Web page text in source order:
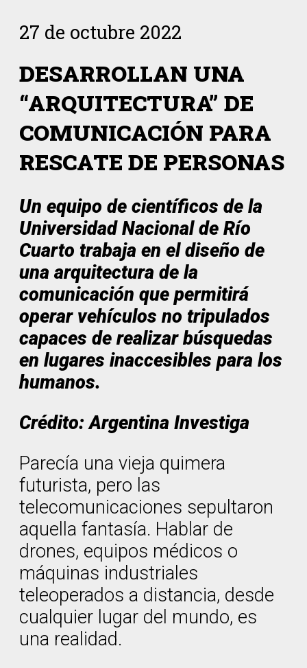
27 de octubre 2022
DESARROLLAN UNA
“ARQUITECTURA” DE
COMUNICACIÓN PARA
RESCATE DE PERSONAS
Un equipo de científicos de la
Universidad Nacional de Río
Cuarto trabaja en el diseño de
una arquitectura de la
comunicación que permitirá
operar vehículos no tripulados
capaces de realizar búsquedas
en lugares inaccesibles para los
humanos.
Crédito: Argentina Investiga
Parecía una vieja quimera
futurista, pero las
telecomunicaciones sepultaron
aquella fantasía. Hablar de
drones, equipos médicos o
máquinas industriales
teleoperados a distancia, desde
cualquier lugar del mundo, es
una realidad.